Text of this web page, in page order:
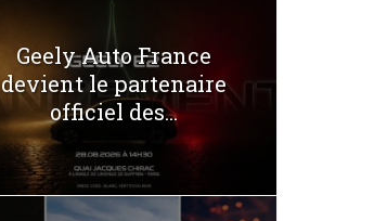
Geely Auto France
devient le partenaire
officiel des...